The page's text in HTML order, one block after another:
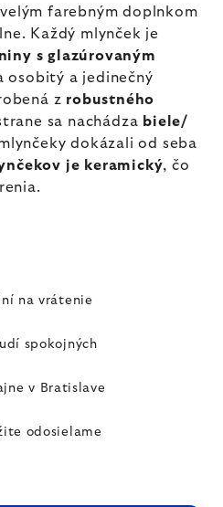
farebným doplnkom
Každý mlynček je
s glazúrovaným
osobitý a jedinečný
z robustného
sa nachádza biele/
dokázali od seba
je keramický, čo
na vrátenie
spokojných
v Bratislave
odosielame